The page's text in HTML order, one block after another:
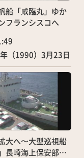
船「咸臨丸」ゆか
フランシスコへ
（1990）3月23日
大へ〜大型巡視船
長崎海上保安部に